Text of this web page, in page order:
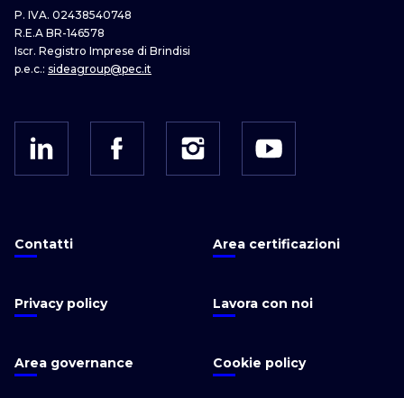
P. IVA. 02438540748
R.E.A BR-146578
Iscr. Registro Imprese di Brindisi
p.e.c.: sideagroup@pec.it
Contatti Area certificazioni
Privacy policy Lavora con noi
Area governance Cookie policy